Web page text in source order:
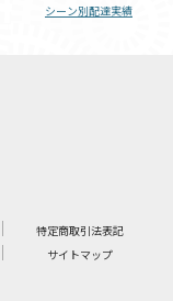
シーン別配達実績
特定商取引法表記
サイトマップ